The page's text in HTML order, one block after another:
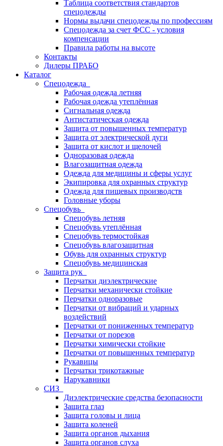
Таблица соответствия стандартов
спецодежды
Нормы выдачи спецодежды по профессиям
Спецодежда за счет ФСС - условия
компенсации
Правила работы на высоте
Контакты
Дилеры ПРАБО
Каталог
Спецодежда
Рабочая одежда летняя
Рабочая одежда утеплённая
Сигнальная одежда
Антистатическая одежда
Защита от повышенных температур
Защита от электрической дуги
Защита от кислот и щелочей
Одноразовая одежда
Влагозащитная одежда
Одежда для медицины и сферы услуг
Экипировка для охранных структур
Одежда для пищевых производств
Головные уборы
Спецобувь
Спецобувь летняя
Спецобувь утеплённая
Спецобувь термостойкая
Спецобувь влагозащитная
Обувь для охранных структур
Спецобувь медицинская
Защита рук
Перчатки диэлектрические
Перчатки механически стойкие
Перчатки одноразовые
Перчатки от вибраций и ударных
воздействий
Перчатки от пониженных температур
Перчатки от порезов
Перчатки химически стойкие
Перчатки от повышенных температур
Рукавицы
Перчатки трикотажные
Нарукавники
СИЗ
Диэлектрические средства безопасности
Защита глаз
Защита головы и лица
Защита коленей
Защита органов дыхания
Защита органов слуха